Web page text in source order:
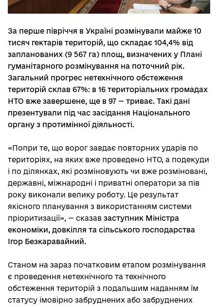
За перше півріччя в Україні розмінували майже 10
тисяч гектарів територій, що складає 104,4% від
запланованих (9 567 га) площ, визначених у Плані
гуманітарного розмінування на поточний рік.
Загальний прогрес нетехнічного обстеження
територій склав 67%: в 16 територіальних громадах
НТО вже завершене, ще в 97 — триває. Такі дані
презентували під час засідання Національного
органу з протимінної діяльності.
«Попри те, що ворог завдає повторних ударів по
територіях, на яких вже проведено НТО, а подекуди
і по ділянках, які розміновують чи вже розміновані,
державні, міжнародні і приватні оператори за пів
року виконали велику роботу. Це результат
якісного планування з використанням системи
пріоритизації», — сказав заступник Міністра
економіки, довкілля та сільського господарства
Ігор Безкаравайний.
Станом на зараз початковим етапом розмінування
є проведення нетехнічного та технічного
обстеження територій з подальшим наданням їм
статусу імовірно забруднених або забруднених